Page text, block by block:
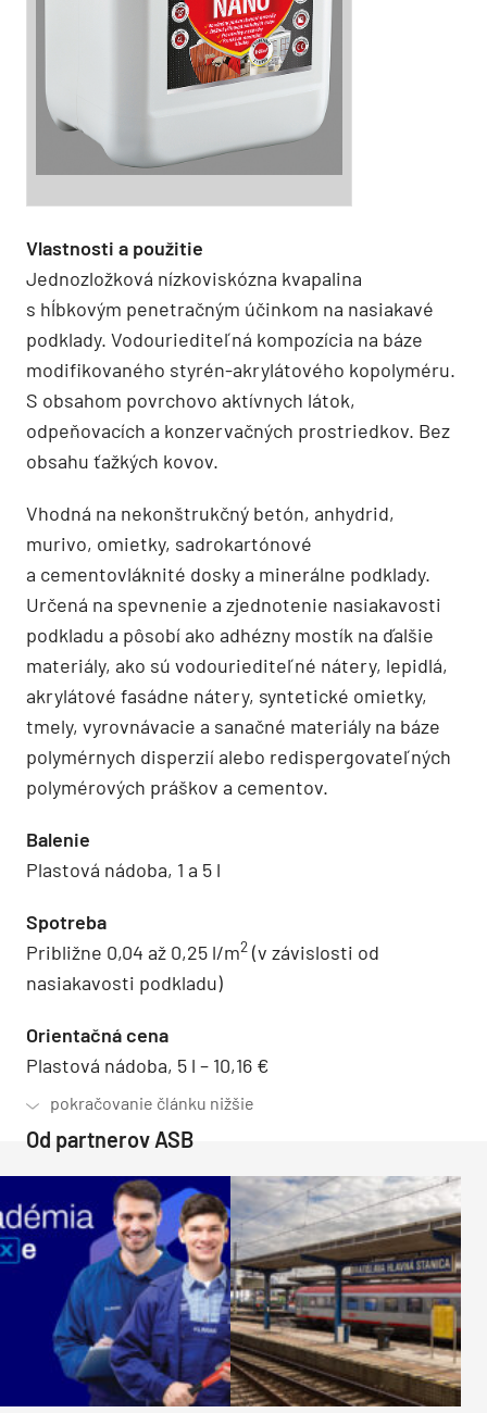
Vlastnosti a použitie
Jednozložková nízkoviskózna kvapalina
s hĺbkovým penetračným účinkom na nasiakavé
podklady. Vodouriediteľná kompozícia na báze
modifikovaného styrén-akrylátového kopolyméru.
S obsahom povrchovo aktívnych látok,
odpeňovacích a konzervačných prostriedkov. Bez
obsahu ťažkých kovov.
Vhodná na nekonštrukčný betón, anhydrid,
murivo, omietky, sadrokartónové
a cementovláknité dosky a minerálne podklady.
Určená na spevnenie a zjednotenie nasiakavosti
podkladu a pôsobí ako adhézny mostík na ďalšie
materiály, ako sú vodouriediteľné nátery, lepidlá,
akrylátové fasádne nátery, syntetické omietky,
tmely, vyrovnávacie a sanačné materiály na báze
polymérnych disperzií alebo redispergovateľných
polymérových práškov a cementov.
Balenie
Plastová nádoba, 1 a 5 l
Spotreba
Približne 0,04 až 0,25 l/m2 (v závislosti od
nasiakavosti podkladu)
Orientačná cena
Plastová nádoba, 5 l – 10,16 €
Od partnerov ASB